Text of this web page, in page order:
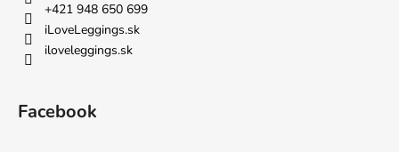
+421 948 650 699
iLoveLeggings.sk
iloveleggings.sk
Facebook